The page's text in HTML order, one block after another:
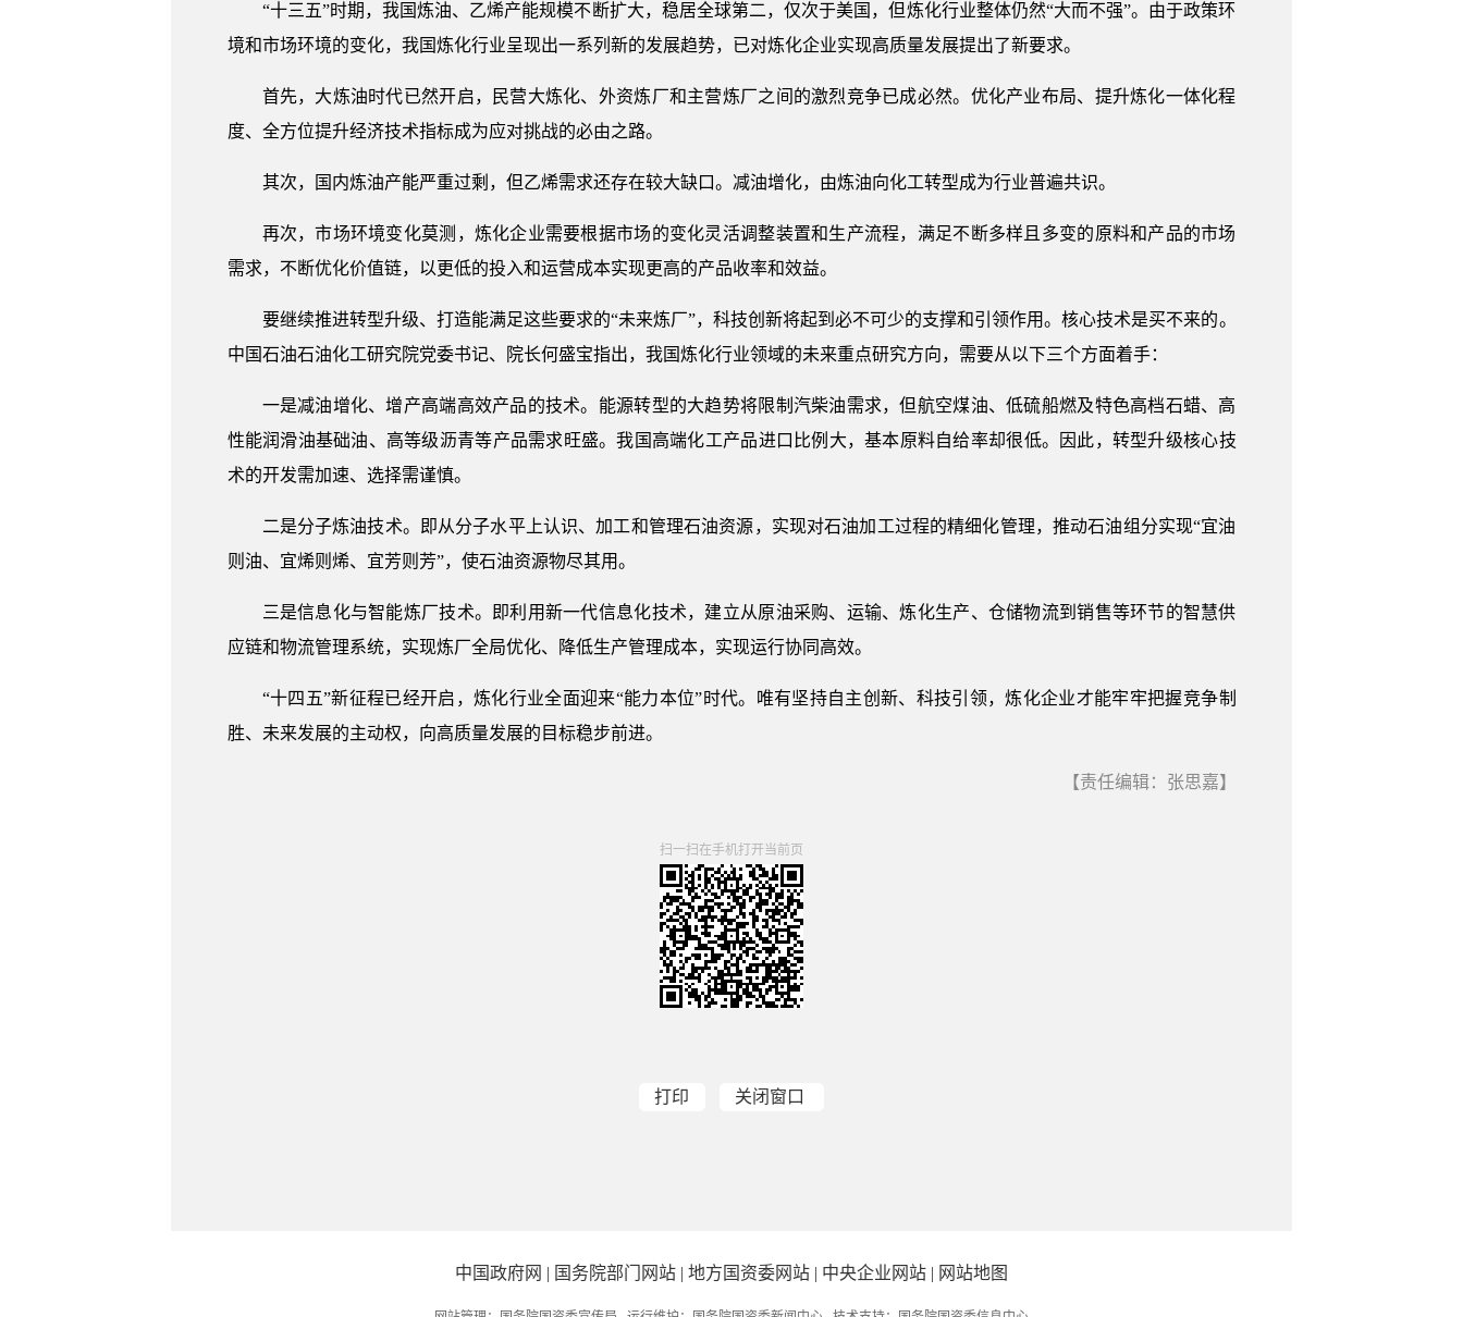
“十三五”时期，我国炼油、乙烯产能规模不断扩大，稳居全球第二，仅次于美国，但炼化行业整体仍然“大而不强”。由于政策环
境和市场环境的变化，我国炼化行业呈现出一系列新的发展趋势，已对炼化企业实现高质量发展提出了新要求。
首先，大炼油时代已然开启，民营大炼化、外资炼厂和主营炼厂之间的激烈竞争已成必然。优化产业布局、提升炼化一体化程
度、全方位提升经济技术指标成为应对挑战的必由之路。
其次，国内炼油产能严重过剩，但乙烯需求还存在较大缺口。减油增化，由炼油向化工转型成为行业普遍共识。
再次，市场环境变化莫测，炼化企业需要根据市场的变化灵活调整装置和生产流程，满足不断多样且多变的原料和产品的市场
需求，不断优化价值链，以更低的投入和运营成本实现更高的产品收率和效益。
要继续推进转型升级、打造能满足这些要求的“未来炼厂”，科技创新将起到必不可少的支撑和引领作用。核心技术是买不来的。
中国石油石油化工研究院党委书记、院长何盛宝指出，我国炼化行业领域的未来重点研究方向，需要从以下三个方面着手：
一是减油增化、增产高端高效产品的技术。能源转型的大趋势将限制汽柴油需求，但航空煤油、低硫船燃及特色高档石蜡、高
性能润滑油基础油、高等级沥青等产品需求旺盛。我国高端化工产品进口比例大，基本原料自给率却很低。因此，转型升级核心技
术的开发需加速、选择需谨慎。
二是分子炼油技术。即从分子水平上认识、加工和管理石油资源，实现对石油加工过程的精细化管理，推动石油组分实现“宜油
则油、宜烯则烯、宜芳则芳”，使石油资源物尽其用。
三是信息化与智能炼厂技术。即利用新一代信息化技术，建立从原油采购、运输、炼化生产、仓储物流到销售等环节的智慧供
应链和物流管理系统，实现炼厂全局优化、降低生产管理成本，实现运行协同高效。
“十四五”新征程已经开启，炼化行业全面迎来“能力本位”时代。唯有坚持自主创新、科技引领，炼化企业才能牢牢把握竞争制
胜、未来发展的主动权，向高质量发展的目标稳步前进。
【责任编辑：张思嘉】
扫一扫在手机打开当前页
打印 关闭窗口